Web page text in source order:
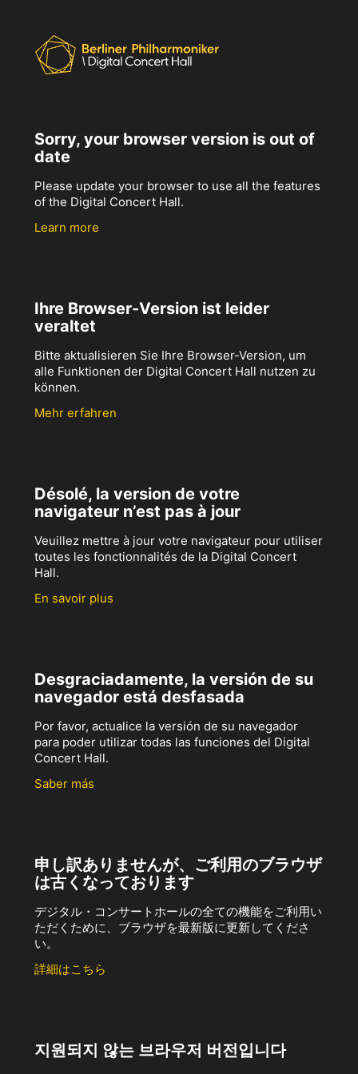
Sorry, your browser version is out of
date
Please update your browser to use all the features
of the Digital Concert Hall.
Learn more
Ihre Browser-Version ist leider
veraltet
Bitte aktualisieren Sie Ihre Browser-Version, um
alle Funktionen der Digital Concert Hall nutzen zu
können.
Mehr erfahren
Désolé, la version de votre
navigateur n’est pas à jour
Veuillez mettre à jour votre navigateur pour utiliser
toutes les fonctionnalités de la Digital Concert
Hall.
En savoir plus
Desgraciadamente, la versión de su
navegador está desfasada
Por favor, actualice la versión de su navegador
para poder utilizar todas las funciones del Digital
Concert Hall.
Saber más
申し訳ありませんが、ご利用のブラウザ
は古くなっております
デジタル・コンサートホールの全ての機能をご利用い
ただくために、ブラウザを最新版に更新してくださ
い。
詳細はこちら
지원되지 않는 브라우저 버전입니다